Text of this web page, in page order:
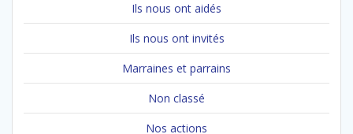
Ils nous ont aidés
Ils nous ont invités
Marraines et parrains
Non classé
Nos actions